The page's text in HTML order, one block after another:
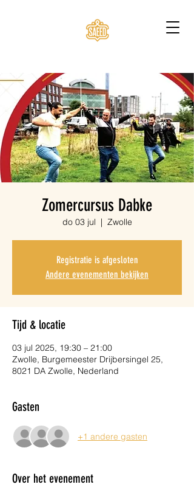
Zomercursus Dabke
do 03 jul
  |
Zwolle
Registratie is afgesloten
Andere evenementen bekijken
Tijd & locatie
03 jul 2025, 19:30 – 21:00
Zwolle, Burgemeester Drijbersingel 25,
8021 DA Zwolle, Nederland
Gasten
+1 andere gasten
Over het evenement